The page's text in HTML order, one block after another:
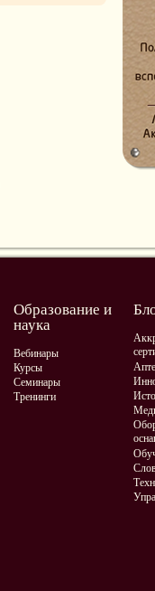
Образование и
наука
Вебинары
Курсы
Семинары
Тренинги